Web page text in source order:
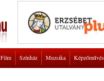
Film Színház Muzsika